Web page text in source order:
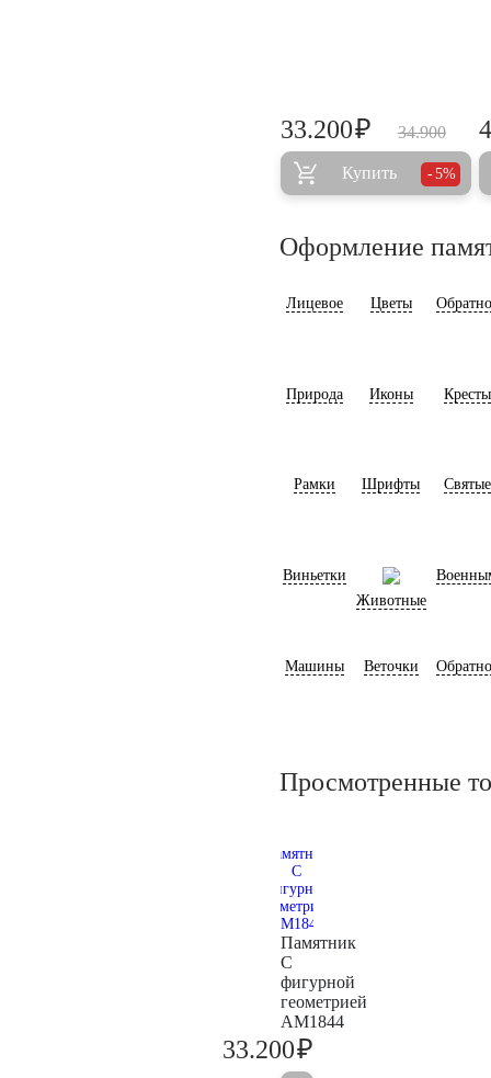
34.900
33.200₽
Купить 5%
Оформление
Лицевое Цветы
Природа Иконы Кресты
Рамки Шрифты Святые
Виньетки
Животные
Машины Веточки
Просмотренные
Памятник
С
фигурной
геометрией
AM1844
33.200₽